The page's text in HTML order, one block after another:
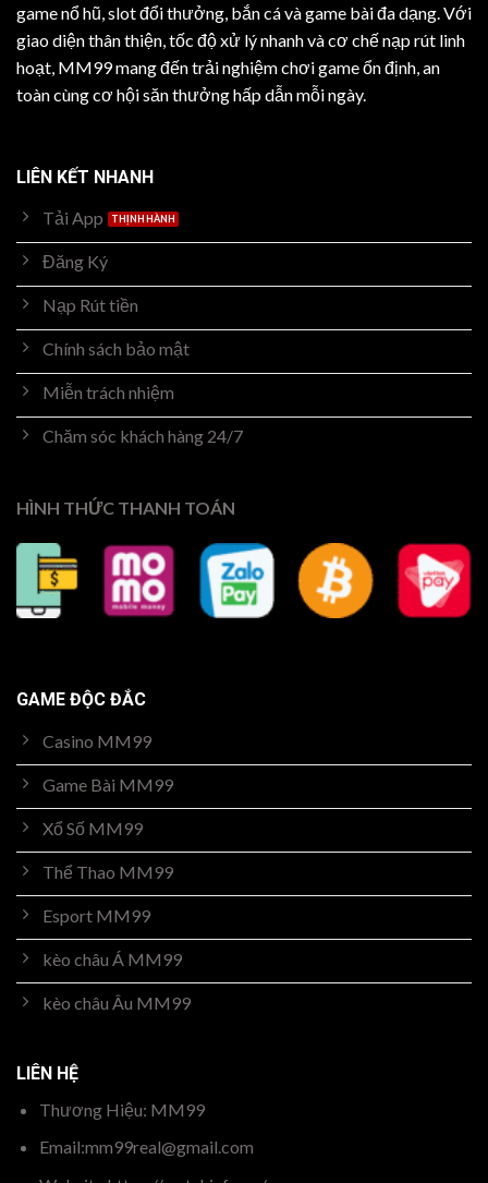
game nổ hũ, slot đổi thưởng, bắn cá và game bài đa dạng. Với
giao diện thân thiện, tốc độ xử lý nhanh và cơ chế nạp rút linh
hoạt, MM99 mang đến trải nghiệm chơi game ổn định, an
toàn cùng cơ hội săn thưởng hấp dẫn mỗi ngày.
LIÊN KẾT NHANH
Tải App
Đăng Ký
Nạp Rút tiền
Chính sách bảo mật
Miễn trách nhiệm
Chăm sóc khách hàng 24/7
HÌNH THỨC THANH TOÁN
GAME ĐỘC ĐẮC
Casino MM99
Game Bài MM99
Xổ Số MM99
Thể Thao MM99
Esport MM99
kèo châu Á MM99
kèo châu Âu MM99
LIÊN HỆ
Thương Hiệu: MM99
Email:mm99real@gmail.com